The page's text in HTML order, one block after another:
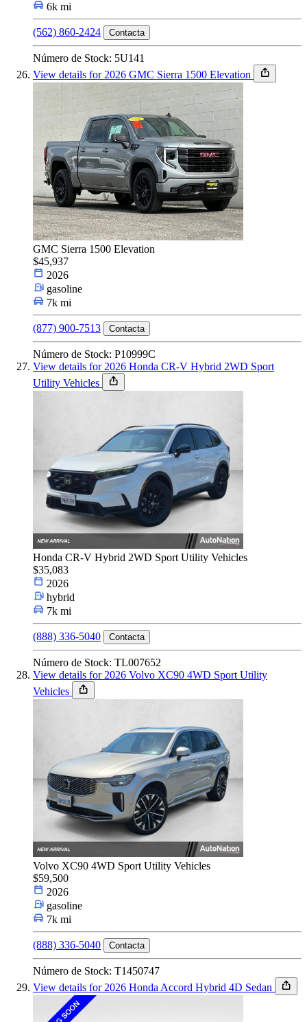
6k mi
(562) 860-2424 Contacta
Número de Stock: 5U141
View details for 2026 GMC Sierra 1500 Elevation
GMC Sierra 1500 Elevation
$45,937
2026
gasoline
7k mi
(877) 900-7513 Contacta
Número de Stock: P10999C
View details for 2026 Honda CR-V Hybrid 2WD Sport
Utility Vehicles
Honda CR-V Hybrid 2WD Sport Utility Vehicles
$35,083
2026
hybrid
7k mi
(888) 336-5040 Contacta
Número de Stock: TL007652
View details for 2026 Volvo XC90 4WD Sport Utility
Vehicles
Volvo XC90 4WD Sport Utility Vehicles
$59,500
2026
gasoline
7k mi
(888) 336-5040 Contacta
Número de Stock: T1450747
View details for 2026 Honda Accord Hybrid 4D Sedan